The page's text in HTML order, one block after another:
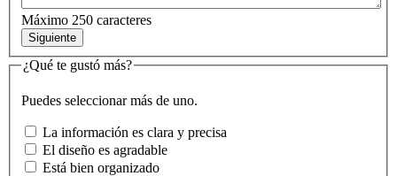
Máximo 250 caracteres
Siguiente
¿Qué te gustó más?
Puedes seleccionar más de uno.
La información es clara y precisa
El diseño es agradable
Está bien organizado